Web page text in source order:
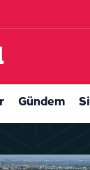
Gündem
büyük